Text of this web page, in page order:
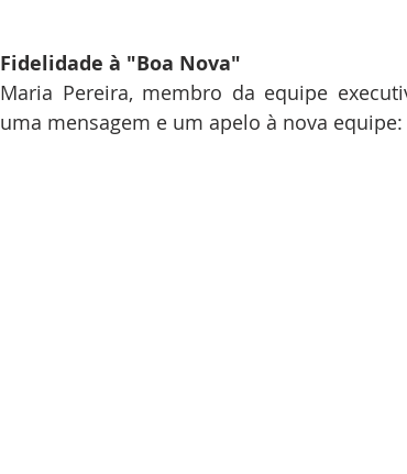
Fidelidade à "Boa Nova"
Maria Pereira, membro da equipe
uma mensagem e um apelo à nova equipe: